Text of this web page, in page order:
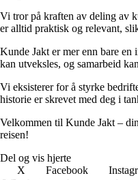
Vi tror på kraften av deling av
er alltid praktisk og relevant,
Kunde Jakt er mer enn bare
kan utveksles, og samarbeid
Vi eksisterer for å styrke
historie er skrevet med deg i
Velkommen til Kunde Jakt –
reisen!
Del og vis hjerte
X
Facebook